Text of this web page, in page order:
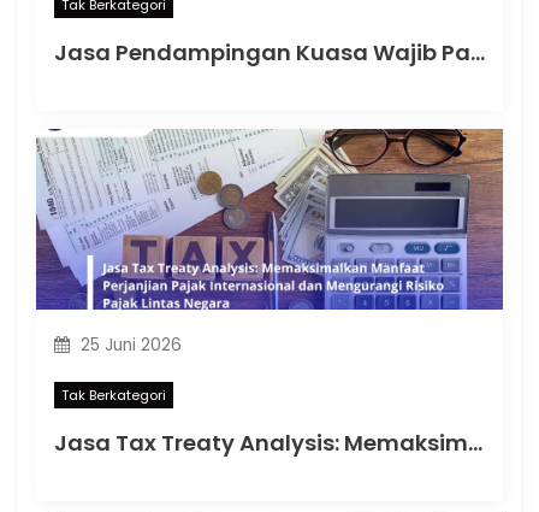
Tak Berkategori
Jasa Pendampingan Kuasa Wajib Pajak: Memahami Mulai Kapan SKT Wajib bagi Kuasa Wajib Pajak Menurut PMK 44 Tahun 2026
25 Juni 2026
Tak Berkategori
Jasa Tax Treaty Analysis: Memaksimalkan Manfaat Perjanjian Pajak Internasional dan Mengurangi Risiko Pajak Lintas Negara